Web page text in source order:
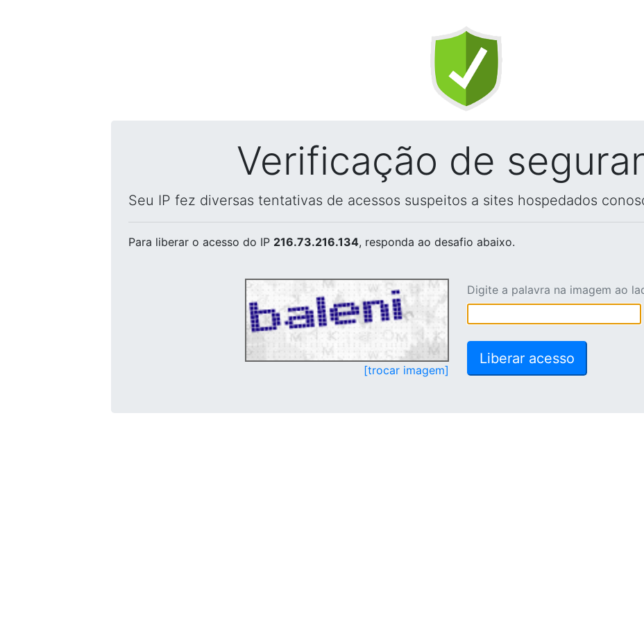
Verificação de
Seu IP fez diversas tentativas de acessos suspeitos a sites hospedados
Para liberar o acesso do IP 216.73.216.134, responda ao desafio abaixo.
[trocar imagem]
Digite a palavra na imagem ao